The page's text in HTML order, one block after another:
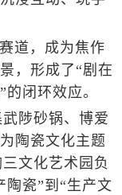
道，成为焦作
，形成了“剧在
闭环效应。
陟砂锅、博爱
陶瓷文化主题
文化艺术园负
陶瓷”到“生产文